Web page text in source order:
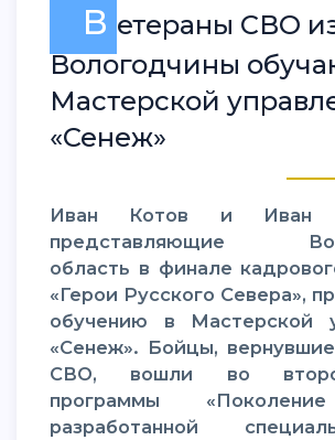
В етераны СВО
Вологодчины
Мастерской
«Сенеж»
Иван Котов и Иван Задумкин,
представляющие
область в финале
«Герои Русского Севера»,
обучению в Мастерской
«Сенеж». Бойцы,
СВО, вошли во
программы
разработанной